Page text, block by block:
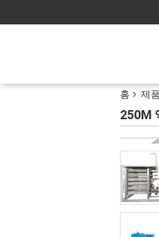
홈 제
250M